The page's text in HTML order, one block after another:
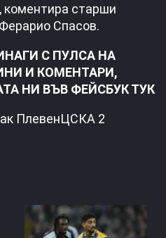
коментира старши
Спасов.
С ПУЛСА НА
И КОМЕНТАРИ,
НИ ВЪВ ФЕЙСБУК ТУК
ПлевенЦСКА 2